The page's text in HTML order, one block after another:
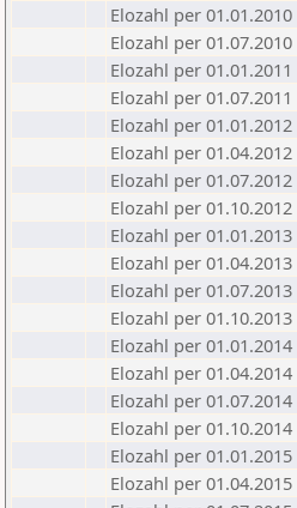
Elozahl per 01.01.2010
Elozahl per 01.07.2010
Elozahl per 01.01.2011
Elozahl per 01.07.2011
Elozahl per 01.01.2012
Elozahl per 01.04.2012
Elozahl per 01.07.2012
Elozahl per 01.10.2012
Elozahl per 01.01.2013
Elozahl per 01.04.2013
Elozahl per 01.07.2013
Elozahl per 01.10.2013
Elozahl per 01.01.2014
Elozahl per 01.04.2014
Elozahl per 01.07.2014
Elozahl per 01.10.2014
Elozahl per 01.01.2015
Elozahl per 01.04.2015